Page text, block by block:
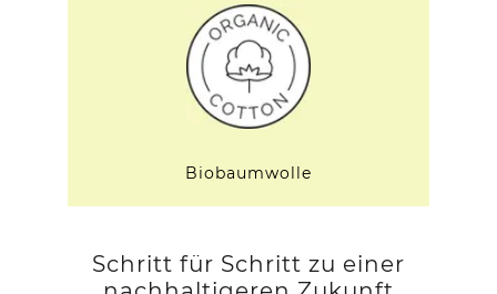
Biobaumwolle
Schritt für Schritt zu einer